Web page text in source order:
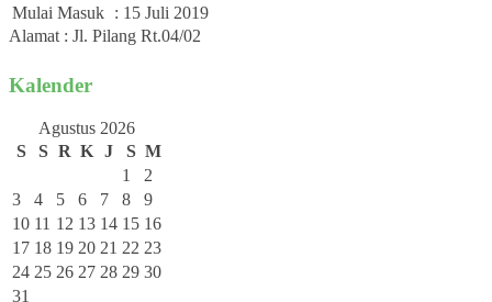
Mulai Masuk : 15 Juli 2019
Alamat : Jl. Pilang Rt.04/02
Kalender
Agustus 2026
S
S R K J S M
1
2
3
4 5 6 7 8
9
10 11 12 13 14 15 16
17 18 19 20 21 22 23
24 25 26 27 28 29 30
31